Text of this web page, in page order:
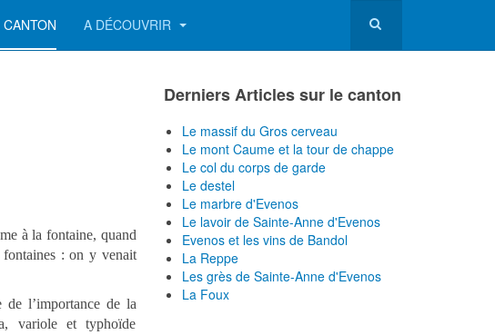
CANTON A DÉCOUVRIR
à la fontaine, quand
fontaines : on y venait
de l’importance de la
variole et typhoïde
Derniers Articles sur le canton
Le massif du Gros cerveau
Le mont Caume et la tour de chappe
Le col du corps de garde
Le destel
Le marbre d'Evenos
Le lavoir de Sainte-Anne d'Evenos
Evenos et les vins de Bandol
La Reppe
Les grès de Sainte-Anne d'Evenos
La Foux